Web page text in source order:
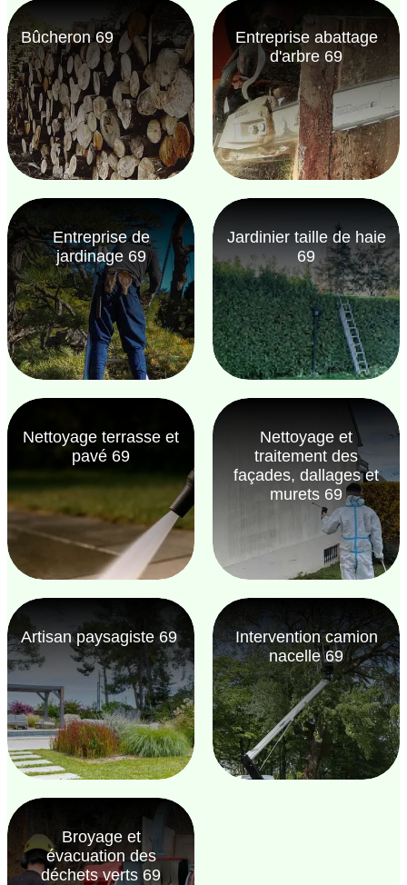
Bûcheron 69
Entreprise abattage
d'arbre 69
Entreprise de
jardinage 69
Jardinier taille de haie
69
Nettoyage terrasse et
pavé 69
Nettoyage et
traitement des
façades, dallages et
murets 69
Artisan paysagiste 69
Intervention camion
nacelle 69
Broyage et
évacuation des
déchets verts 69